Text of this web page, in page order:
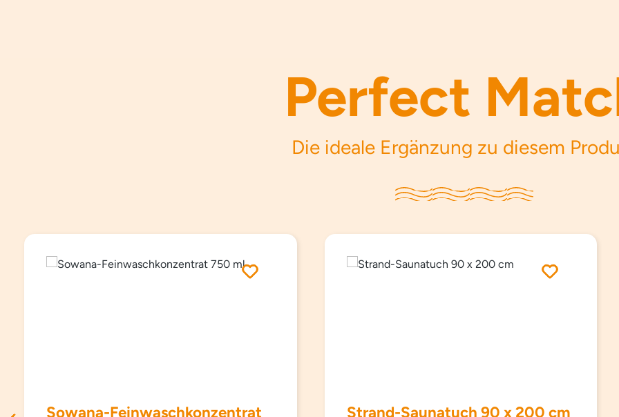
Perfect
Die ideale Ergänzung zu diesem
Sowana-Feinwaschkonzentrat
Strand-Saunatuch 90 x 200 cm